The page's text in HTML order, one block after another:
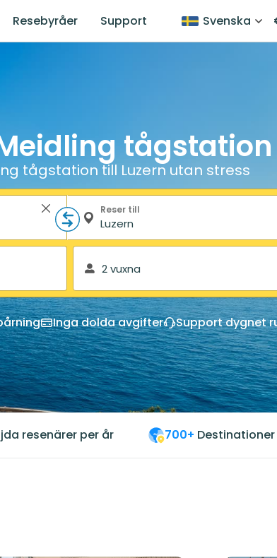
Resebyråer Support Svenska
tågstation till Luzern utan stress
Reser till
2 vuxna
Inga dolda avgifter Support dygnet
resenärer per år 700+